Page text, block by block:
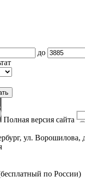
до
Полная версия сайта
ул. Ворошилова,
по России)